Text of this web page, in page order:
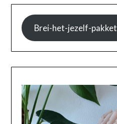
Brei-het-jezelf-pakket